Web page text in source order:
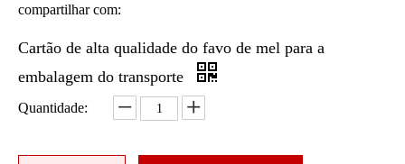
compartilhar com:
Cartão de alta qualidade do favo de mel para a
embalagem do transporte
Quantidade: